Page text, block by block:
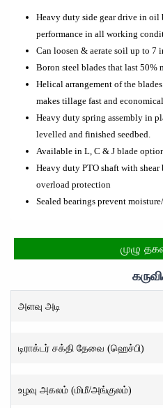
Heavy duty side gear drive in oil
performance in all working
Can loosen & aerate soil up to 7
Boron steel blades that last 50%
Helical arrangement of the
makes tillage fast and economical.
Heavy duty spring assembly in
levelled and finished seedbed.
Available in L, C & J blade
Heavy duty PTO shaft with
overload protection
Sealed bearings prevent
முழு
அளவு அடி
டிராக்டர் சக்தி தேவை (ஹெச்பி)
உழவு அகலம் (மிமீ/அங்குலம்)